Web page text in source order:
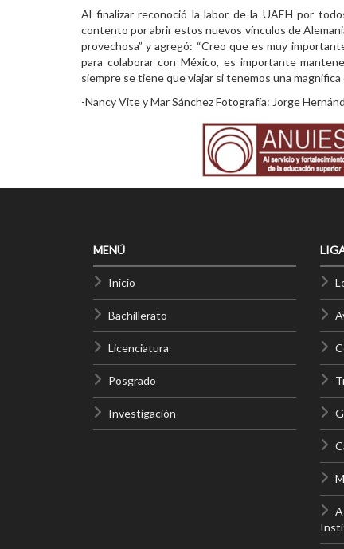
Al finalizar reconoció la labor de la UAEH por
contento por abrir estos nuevos vínculos de
provechosa” y agregó: “Creo que es muy
para colaborar con México, es importante
siempre se tiene que viajar si tenemos una magnifica
-Nancy Vite y Mar Sánchez Fotografía: Jorge
MENÚ
Inicio
Bachillerato
Licenciatura
Posgrado
Investigación